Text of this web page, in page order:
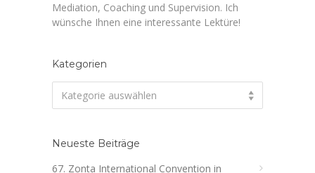
Mediation, Coaching und Supervision. Ich
wünsche Ihnen eine interessante Lektüre!
Kategorien
Kategorie auswählen
Neueste Beiträge
67. Zonta International Convention in